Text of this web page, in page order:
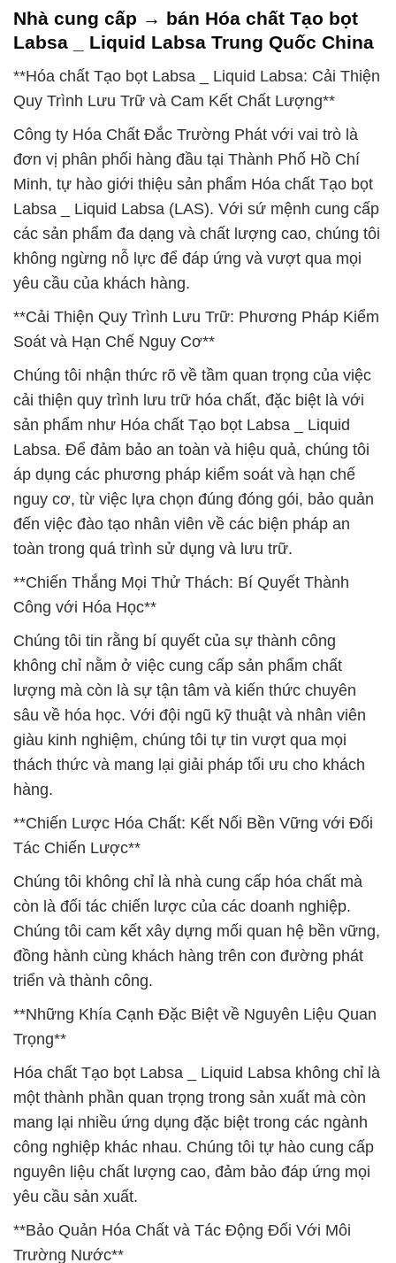
Nhà cung cấp → bán Hóa chất Tạo bọt
Labsa _ Liquid Labsa Trung Quốc China
**Hóa chất Tạo bọt Labsa _ Liquid Labsa: Cải Thiện
Quy Trình Lưu Trữ và Cam Kết Chất Lượng**
Công ty Hóa Chất Đắc Trường Phát với vai trò là
đơn vị phân phối hàng đầu tại Thành Phố Hồ Chí
Minh, tự hào giới thiệu sản phẩm Hóa chất Tạo bọt
Labsa _ Liquid Labsa (LAS). Với sứ mệnh cung cấp
các sản phẩm đa dạng và chất lượng cao, chúng tôi
không ngừng nỗ lực để đáp ứng và vượt qua mọi
yêu cầu của khách hàng.
**Cải Thiện Quy Trình Lưu Trữ: Phương Pháp Kiểm
Soát và Hạn Chế Nguy Cơ**
Chúng tôi nhận thức rõ về tầm quan trọng của việc
cải thiện quy trình lưu trữ hóa chất, đặc biệt là với
sản phẩm như Hóa chất Tạo bọt Labsa _ Liquid
Labsa. Để đảm bảo an toàn và hiệu quả, chúng tôi
áp dụng các phương pháp kiểm soát và hạn chế
nguy cơ, từ việc lựa chọn đúng đóng gói, bảo quản
đến việc đào tạo nhân viên về các biện pháp an
toàn trong quá trình sử dụng và lưu trữ.
**Chiến Thắng Mọi Thử Thách: Bí Quyết Thành
Công với Hóa Học**
Chúng tôi tin rằng bí quyết của sự thành công
không chỉ nằm ở việc cung cấp sản phẩm chất
lượng mà còn là sự tận tâm và kiến thức chuyên
sâu về hóa học. Với đội ngũ kỹ thuật và nhân viên
giàu kinh nghiệm, chúng tôi tự tin vượt qua mọi
thách thức và mang lại giải pháp tối ưu cho khách
hàng.
**Chiến Lược Hóa Chất: Kết Nối Bền Vững với Đối
Tác Chiến Lược**
Chúng tôi không chỉ là nhà cung cấp hóa chất mà
còn là đối tác chiến lược của các doanh nghiệp.
Chúng tôi cam kết xây dựng mối quan hệ bền vững,
đồng hành cùng khách hàng trên con đường phát
triển và thành công.
**Những Khía Cạnh Đặc Biệt về Nguyên Liệu Quan
Trọng**
Hóa chất Tạo bọt Labsa _ Liquid Labsa không chỉ là
một thành phần quan trọng trong sản xuất mà còn
mang lại nhiều ứng dụng đặc biệt trong các ngành
công nghiệp khác nhau. Chúng tôi tự hào cung cấp
nguyên liệu chất lượng cao, đảm bảo đáp ứng mọi
yêu cầu sản xuất.
**Bảo Quản Hóa Chất và Tác Động Đối Với Môi
Trường Nước**